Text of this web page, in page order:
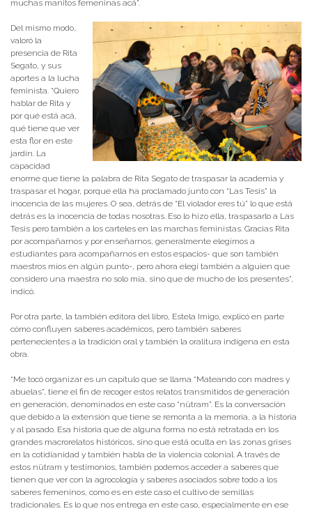
muchas manitos femeninas acá”.
Del mismo modo,
valoró la
presencia de Rita
Segato, y sus
aportes a la lucha
feminista. “Quiero
hablar de Rita y
por qué está acá,
qué tiene que ver
esta flor en este
jardín. La
capacidad
enorme que tiene la palabra de Rita Segato de traspasar la academia y
traspasar el hogar, porque ella ha proclamado junto con “Las Tesis” la
inocencia de las mujeres. O sea, detrás de “El violador eres tú” lo que está
detrás es la inocencia de todas nosotras. Eso lo hizo ella, traspasarlo a Las
Tesis pero también a los carteles en las marchas feministas. Gracias Rita
por acompañarnos y por enseñarnos, generalmente elegimos a
estudiantes para acompañarnos en estos espacios- que son también
maestros míos en algún punto-, pero ahora elegí también a alguien que
considero una maestra no solo mía, sino que de mucho de los presentes”,
indicó.
Por otra parte, la también editora del libro, Estela Imigo, explicó en parte
cómo confluyen saberes académicos, pero también saberes
pertenecientes a la tradición oral y también la oralitura indígena en esta
obra.
“Me tocó organizar es un capítulo que se llama “Mateando con madres y
abuelas”, tiene el fin de recoger estos relatos transmitidos de generación
en generación, denominados en este caso “nütram”. Es la conversación
que debido a la extensión que tiene se remonta a la memoria, a la historia
y al pasado. Esa historia que de alguna forma no está retratada en los
grandes macrorelatos históricos, sino que está oculta en las zonas grises
en la cotidianidad y también habla de la violencia colonial. A través de
estos nütram y testimonios, también podemos acceder a saberes que
tienen que ver con la agrocología y saberes asociados sobre todo a los
saberes femeninos, como es en este caso el cultivo de semillas
tradicionales. Es lo que nos entrega en este caso, especialmente en ese